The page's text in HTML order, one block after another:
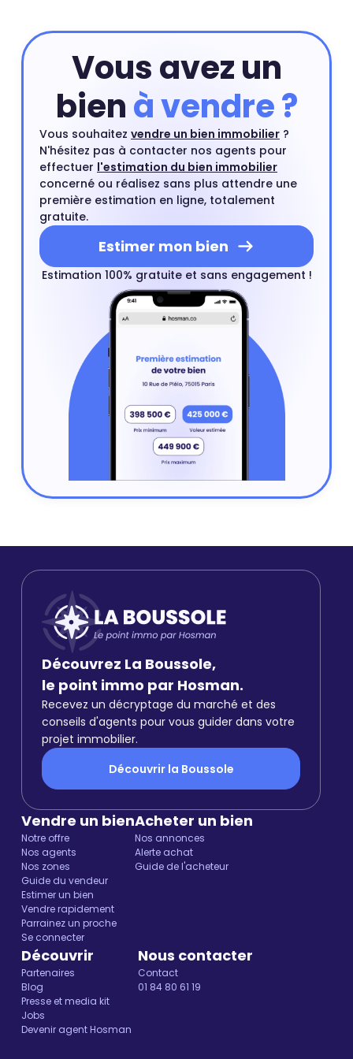
Vous avez un
bienà vendre ?
Vous souhaitez vendre un bien immobilier ?
N'hésitez pas à contacter nos agents pour
effectuer l'estimation du bien immobilier
concerné ou réalisez sans plus attendre une
première estimation en ligne, totalement
gratuite.
Estimer mon bien
Estimation 100% gratuite et sans engagement !
Découvrez La Boussole,
le point immo par Hosman.
Recevez un décryptage du marché et des
conseils d'agents pour vous guider dans votre
projet immobilier.
Découvrir la Boussole
Vendre un bien
Notre offre
Nos agents
Nos zones
Guide du vendeur
Estimer un bien
Vendre rapidement
Parrainez un proche
Se connecter
Acheter un bien
Nos annonces
Alerte achat
Guide de l'acheteur
Découvrir
Partenaires
Blog
Presse et media kit
Jobs
Devenir agent Hosman
Nous contacter
Contact
01 84 80 61 19